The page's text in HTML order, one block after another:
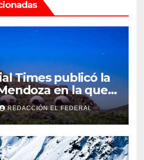
Times publicó la
en la que
de
tecnológicas
un posible
y guerra
REDACCIÓN EL FEDERAL